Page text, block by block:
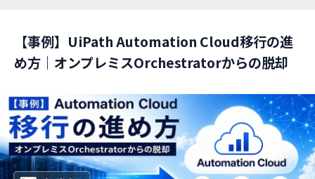
【事例】UiPath Automation Cloud移行の進
め方｜オンプレミスOrchestratorからの脱却